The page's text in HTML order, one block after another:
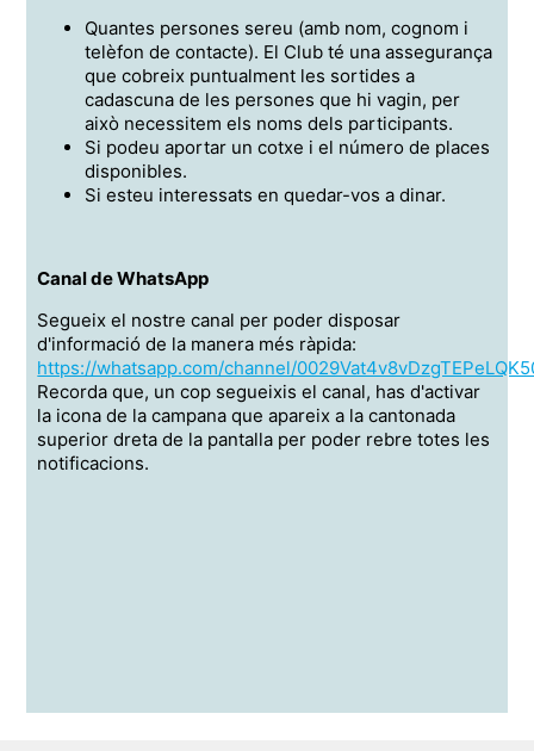
Quantes persones sereu (amb nom, cognom i
telèfon de contacte). El Club té una assegurança
que cobreix puntualment les sortides a
cadascuna de les persones que hi vagin, per
això necessitem els noms dels participants.
Si podeu aportar un cotxe i el número de places
disponibles.
Si esteu interessats en quedar-vos a dinar.
Canal de WhatsApp
Segueix el nostre canal per poder disposar
d'informació de la manera més ràpida:
https://whatsapp.com/channel/
Recorda que, un cop segueixis el canal, has d'activar
la icona de la campana que apareix a la cantonada
superior dreta de la pantalla per poder rebre totes les
notificacions.